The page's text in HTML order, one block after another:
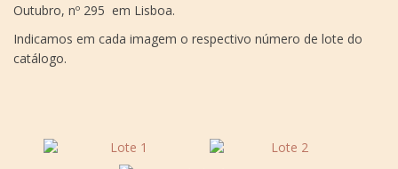
Outubro, nº 295 em Lisboa.
Indicamos em cada imagem o respectivo número de lote do
catálogo.